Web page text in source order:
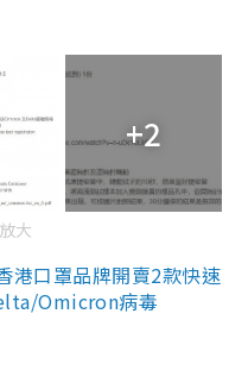
+2
大
港口罩品牌開賣2款快速
Omicron病毒